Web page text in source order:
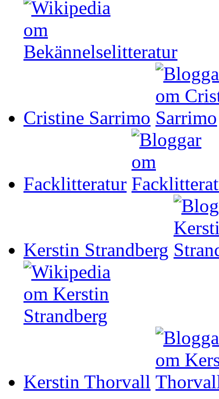
Cristine Sarrimo
Facklitteratur
Kerstin Strandberg
Kerstin Thorvall